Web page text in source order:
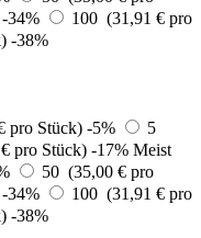
-34%
100 (31,91 € pro
-38%
pro Stück) -5%
5
pro Stück) -17% Meist
50 (35,00 € pro
-34%
100 (31,91 € pro
-38%